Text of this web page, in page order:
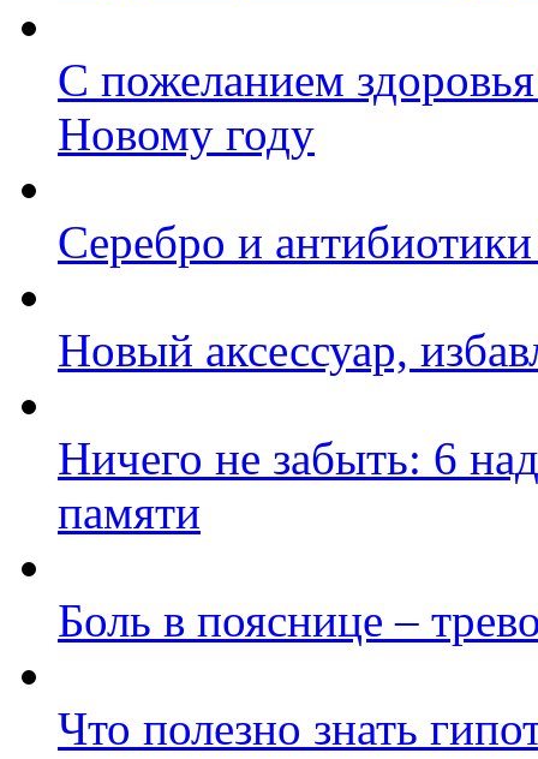
С пожеланием
Новому году
Серебро и
Новый аксессуар,
Ничего не забыть: 6
памяти
Боль в пояснице –
Что полезно знать